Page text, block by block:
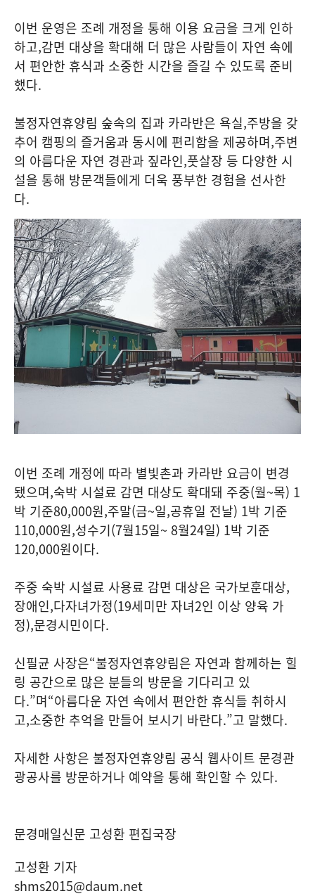
이번 운영은 조례 개정을 통해 이용 요금을 크게 인하
하고,감면 대상을 확대해 더 많은 사람들이 자연 속에
서 편안한 휴식과 소중한 시간을 즐길 수 있도록 준비
했다.
불정자연휴양림 숲속의 집과 카라반은 욕실,주방을 갖
추어 캠핑의 즐거움과 동시에 편리함을 제공하며,주변
의 아름다운 자연 경관과 짚라인,풋살장 등 다양한 시
설을 통해 방문객들에게 더욱 풍부한 경험을 선사한
다.
이번 조례 개정에 따라 별빛촌과 카라반 요금이 변경
됐으며,숙박 시설료 감면 대상도 확대돼 주중(월~목) 1
박 기준80,000원,주말(금~일,공휴일 전날) 1박 기준
110,000원,성수기(7월15일~ 8월24일) 1박 기준
120,000원이다.
주중 숙박 시설료 사용료 감면 대상은 국가보훈대상,
장애인,다자녀가정(19세미만 자녀2인 이상 양육 가
정),문경시민이다.
신필균 사장은“불정자연휴양림은 자연과 함께하는 힐
링 공간으로 많은 분들의 방문을 기다리고 있
다.”며“아름다운 자연 속에서 편안한 휴식들 취하시
고,소중한 추억을 만들어 보시기 바란다.”고 말했다.
자세한 사항은 불정자연휴양림 공식 웹사이트 문경관
광공사를 방문하거나 예약을 통해 확인할 수 있다.
문경매일신문 고성환 편집국장
고성환 기자
shms2015@daum.net